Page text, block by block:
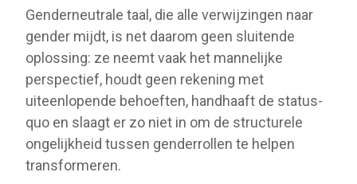
Genderneutrale taal, die alle verwijzingen naar
gender mijdt, is net daarom geen sluitende
oplossing: ze neemt vaak het mannelijke
perspectief, houdt geen rekening met
uiteenlopende behoeften, handhaaft de status-
quo en slaagt er zo niet in om de structurele
ongelijkheid tussen genderrollen te helpen
transformeren.